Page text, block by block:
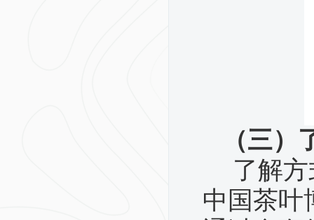
（三）
了解
中国茶叶